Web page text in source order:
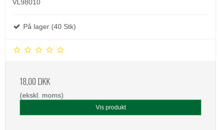
VL98010
På lager (40 Stk)
18,00 DKK
(ekskl. moms)
Vis produkt